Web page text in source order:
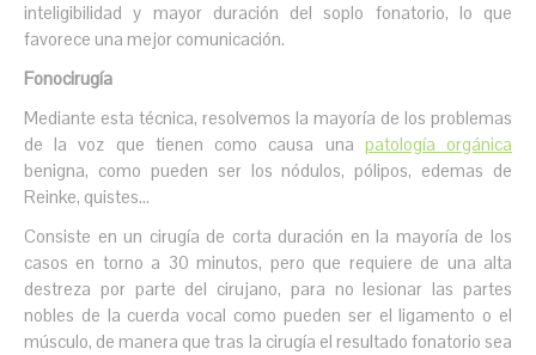
inteligibilidad y mayor duración del soplo fonatorio, lo que
favorece una mejor comunicación.
Fonocirugía
Mediante esta técnica, resolvemos la mayoría de los problemas
de la voz que tienen como causa una patología orgánica
benigna, como pueden ser los nódulos, pólipos, edemas de
Reinke, quistes...
Consiste en un cirugía de corta duración en la mayoría de los
casos en torno a 30 minutos, pero que requiere de una alta
destreza por parte del cirujano, para no lesionar las partes
nobles de la cuerda vocal como pueden ser el ligamento o el
músculo, de manera que tras la cirugía el resultado fonatorio sea